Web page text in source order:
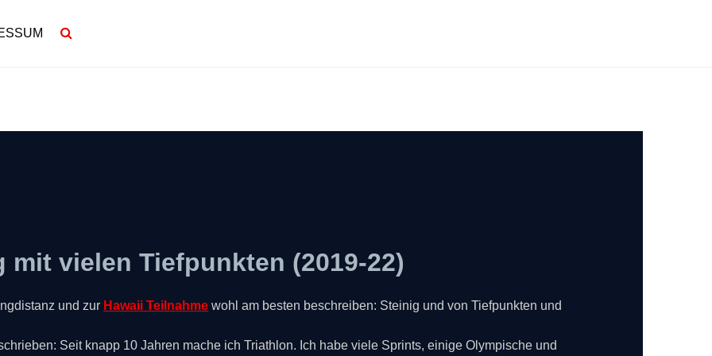
mit vielen Tiefpunkten (2019-22)
und zur Hawaii Teilnahme wohl am besten beschreiben: Steinig und von Tiefpunkten und
Seit knapp 10 Jahren mache ich Triathlon. Ich habe viele Sprints, einige Olympische und